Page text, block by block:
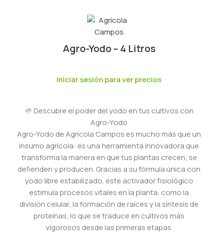
Agro-Yodo – 4 Litros
Iniciar sesión para ver precios
🌱 Descubre el poder del yodo en tus cultivos con
Agro-Yodo
Agro-Yodo de Agrícola Campos es mucho más que un
insumo agrícola: es una herramienta innovadora que
transforma la manera en que tus plantas crecen, se
defienden y producen. Gracias a su fórmula única con
yodo libre estabilizado, este activador fisiológico
estimula procesos vitales en la planta, como la
división celular, la formación de raíces y la síntesis de
proteínas, lo que se traduce en cultivos más
vigorosos desde las primeras etapas.